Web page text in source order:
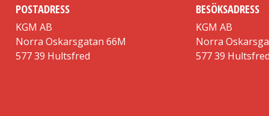
POSTADRESS
KGM AB
Norra Oskarsgatan 66M
577 39 Hultsfred
BESÖKSADRESS
KGM AB
Norra
577 39